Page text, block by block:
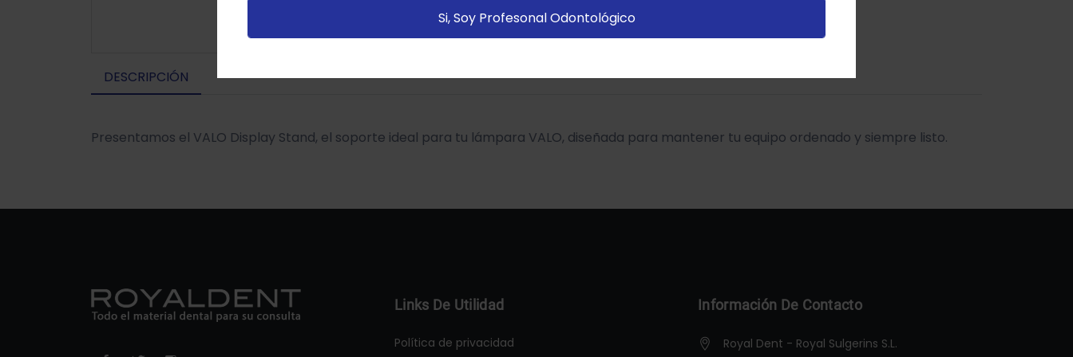
DESCRIPCIÓN
Presentamos el VALO Display Stand, el soporte ideal para tu lámpara VALO, diseñada para mantener tu equipo ordenado y siempre listo.
Links De Utilidad
Política de privacidad
Información De Contacto
Royal Dent - Royal Sulgerins S.L.
Si, Soy Profesonal Odontológico